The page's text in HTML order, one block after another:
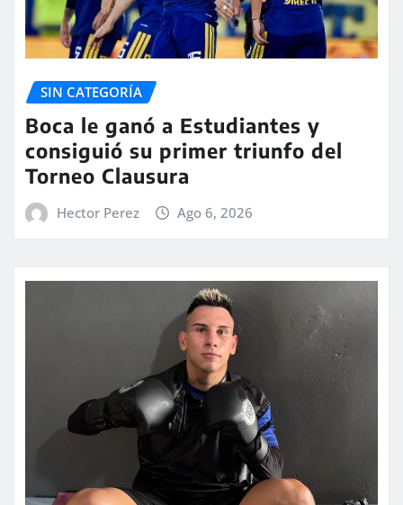
SIN CATEGORÍA
Boca le ganó a Estudiantes y
consiguió su primer triunfo del
Torneo Clausura
Hector Perez Ago 6, 2026